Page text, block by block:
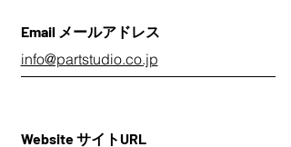
Email メールアドレス
info@partstudio.co.jp
Website サイトURL